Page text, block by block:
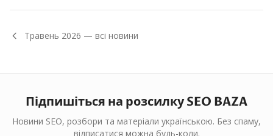
Травень 2026 — всі новини
Підпишіться на розсилку SEO BAZA
Новини SEO, розбори та матеріали українською. Без спаму,
відписатися можна будь-коли.